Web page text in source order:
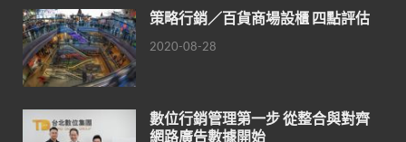
策略行銷／百貨商場設櫃 四點評估
2020-08-28
數位行銷管理第一步 從整合與對齊
網路廣告數據開始